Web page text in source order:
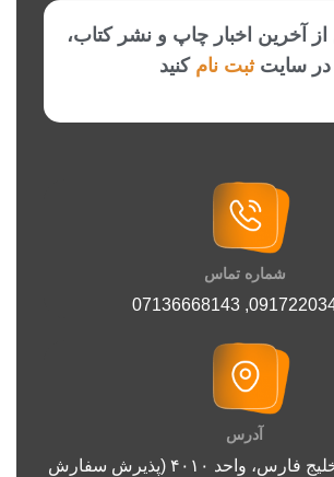
آخرین اخبار چاپ و نشر کتاب،
در سایتثبت نام کنید
شماره تماس
,
07136668143
آدرس
شیراز، مجتمع خلیج فارس، واحد ۴۰۱۰ (پذیرش سفارش